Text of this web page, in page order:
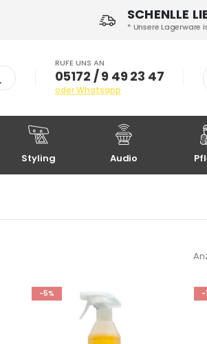
SCHENLLE
* Unsere Lagerware
RUFE UNS AN
05172 / 9 49 23 47
oder Whatsapp
Styling Audio
-5% -